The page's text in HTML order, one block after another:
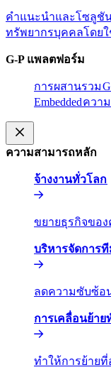
คำแนะนำและโซลูชั
ทรัพยากรบุคคลโดย
G-P แพลตฟอร์ม​​
การผสานรวม​​
Embedded​​ควา
ความสามารถหลัก​​
จ้างงานทั่วโลก​​
ขยายธุรกิจขอ
บริหารจัดการ
ลดความซับซ้อ
การเคลื่อนย้าย
ทำให้การย้ายที่